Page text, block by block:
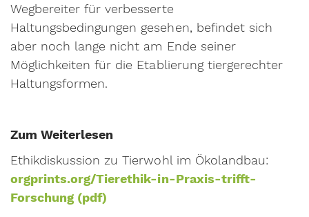
Wegbereiter für verbesserte
Haltungsbedingungen gesehen, befindet sich
aber noch lange nicht am Ende seiner
Möglichkeiten für die Etablierung tiergerechter
Haltungsformen.
Zum Weiterlesen
Ethikdiskussion zu Tierwohl im Ökolandbau:
orgprints.org/Tierethik-in-Praxis-trifft-
Forschung (pdf)